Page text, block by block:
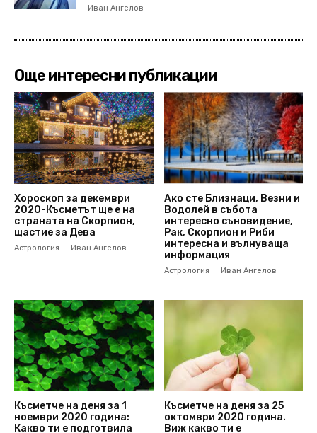
Иван Ангелов
Още интересни публикации
Хороскоп за декември
2020-Късметът ще е на
страната на Скорпион,
щастие за Дева
Астрология Иван Ангелов
Ако сте Близнаци, Везни и
Водолей в събота
интересно съновидение,
Рак, Скорпион и Риби
интересна и вълнуваща
информация
Астрология Иван Ангелов
Късметче на деня за 1
ноември 2020 година:
Какво ти е подготвила
Късметче на деня за 25
октомври 2020 година.
Виж какво ти е